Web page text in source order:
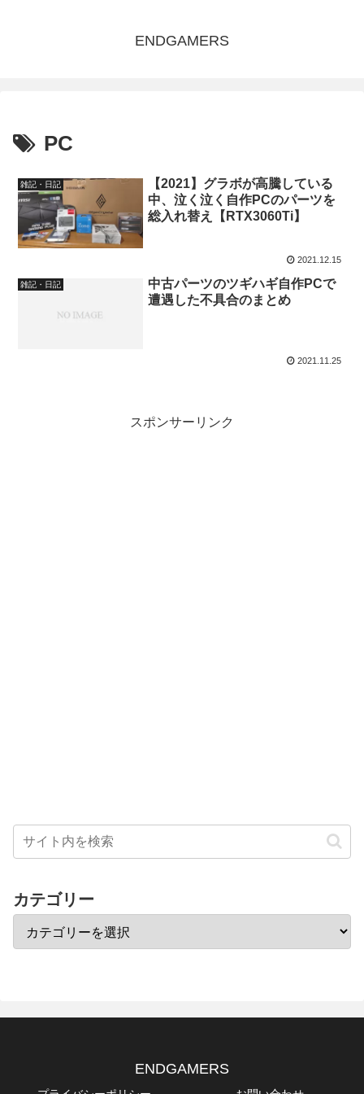
ENDGAMERS
PC
雑記・日記
【2021】グラボが高騰している
中、泣く泣く自作PCのパーツを
総入れ替え【RTX3060Ti】
2021.12.15
雑記・日記
中古パーツのツギハギ自作PCで
遭遇した不具合のまとめ
2021.11.25
スポンサーリンク
カテゴリー
ENDGAMERS